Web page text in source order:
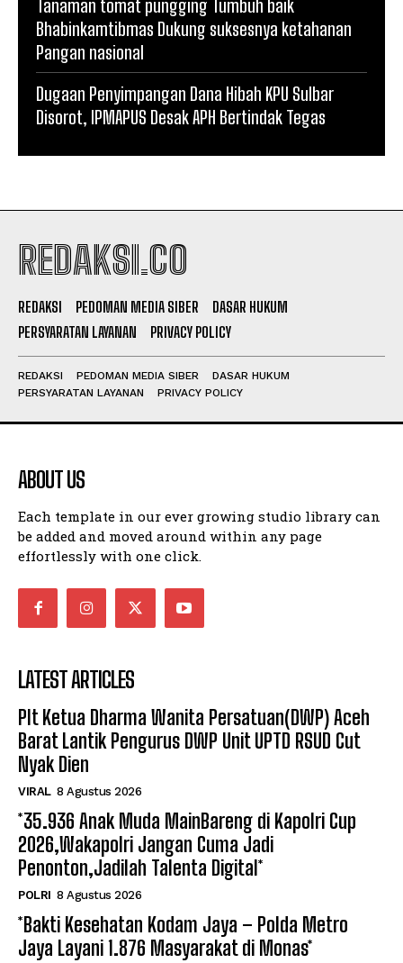
Tanaman tomat pungging Tumbuh baik
Bhabinkamtibmas Dukung suksesnya ketahanan
Pangan nasional
Dugaan Penyimpangan Dana Hibah KPU Sulbar
Disorot, IPMAPUS Desak APH Bertindak Tegas
REDAKSI.CO
REDAKSI PEDOMAN MEDIA SIBER
DASAR HUKUM
PERSYARATAN LAYANAN
PRIVACY POLICY
REDAKSI PEDOMAN MEDIA SIBER
DASAR HUKUM
PERSYARATAN LAYANAN
PRIVACY POLICY
ABOUT US
Each template in our ever growing studio library can
be added and moved around within any page
effortlessly with one click.
LATEST ARTICLES
Plt Ketua Dharma Wanita Persatuan(DWP) Aceh
Barat Lantik Pengurus DWP Unit UPTD RSUD Cut
Nyak Dien
VIRAL 8 Agustus 2026
*35.936 Anak Muda MainBareng di Kapolri Cup
2026,Wakapolri Jangan Cuma Jadi
Penonton,Jadilah Talenta Digital*
POLRI 8 Agustus 2026
*Bakti Kesehatan Kodam Jaya – Polda Metro
Jaya Layani 1.876 Masyarakat di Monas*